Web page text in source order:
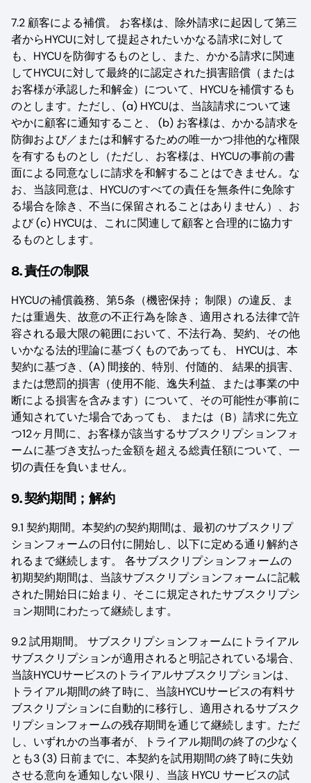
7.2 顧客による補償。 お客様は、除外請求に起因して第三
者からHYCUに対して提起されたいかなる請求に対して
も、HYCUを防御するものとし、また、かかる請求に関連
してHYCUに対して最終的に認定された損害賠償（または
お客様が承認した和解金）について、HYCUを補償するも
のとします。ただし、(a) HYCUは、当該請求について速
やかに顧客に通知すること、 (b) お客様は、かかる請求を
防御および／または和解するための唯一かつ排他的な権限
を有するものとし（ただし、お客様は、HYCUの事前の書
面による同意なしに請求を和解することはできません。な
お、当該同意は、HYCUのすべての責任を無条件に免除す
る場合を除き、不当に保留されることはありません）、お
よび (c) HYCUは、これに関連して顧客と合理的に協力す
るものとします。
8. 責任の制限
HYCUの補償義務、第5条（機密保持； 制限）の違反、ま
たは重過失、故意の不正行為を除き、適用される法律で許
容される最大限の範囲において、不法行為、契約、その他
いかなる法的理論に基づくものであっても、 HYCUは、本
契約に基づき、(A) 間接的、特別、付随的、 結果的損害、
または懲罰的損害（使用不能、逸失利益、または事業の中
断による損害を含みます）について、その可能性が事前に
通知されていた場合であっても、 または（B）請求に先立
つ12ヶ月間に、お客様が該当するサブスクリプションフォ
ームに基づき支払った金額を超える総責任額について、一
切の責任を負いません。
9. 契約期間；解約
9.1 契約期間。本契約の契約期間は、最初のサブスクリプ
ションフォームの日付に開始し、以下に定める通り解約さ
れるまで継続します。 各サブスクリプションフォームの
初期契約期間は、当該サブスクリプションフォームに記載
された開始日に始まり、そこに規定されたサブスクリプシ
ョン期間にわたって継続します。
9.2 試用期間。 サブスクリプションフォームにトライアル
サブスクリプションが適用されると明記されている場合、
当該HYCUサービスのトライアルサブスクリプションは、
トライアル期間の終了時に、当該HYCUサービスの有料サ
ブスクリプションに自動的に移行し、適用されるサブスク
リプションフォームの残存期間を通じて継続します。ただ
し、いずれかの当事者が、トライアル期間の終了の少なく
とも3 (3) 日前までに、本契約を試用期間の終了時に失効
させる意向を通知しない限り、当該 HYCU サービスの試